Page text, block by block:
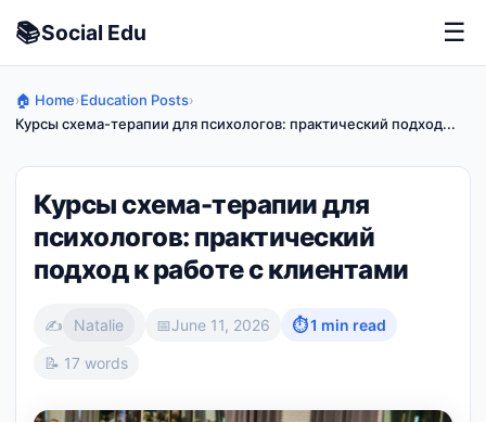
📚Social Edu ☰
🏠 Home›Education Posts›
Курсы схема-терапии для психологов: практический подход...
Курсы схема-терапии для
психологов: практический
подход к работе с клиентами
✍️ Natalie 📅June 11, 2026 ⏱ 1 min read
📝 17 words